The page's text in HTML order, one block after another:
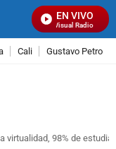
EN VIVO
Señal Visual Radio
Cali Gustavo Petro
virtualidad, 98% de